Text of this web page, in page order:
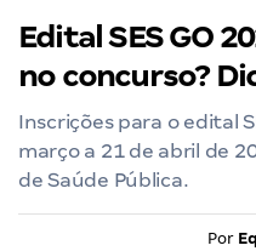
Edital SES GO
no concurso?
Inscrições para o edital
março a 21 de abril de
de Saúde Pública.
Por